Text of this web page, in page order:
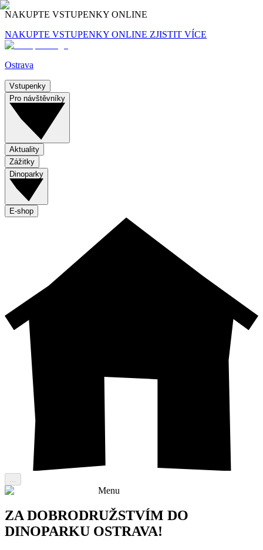
NAKUPTE VSTUPENKY ONLINE
NAKUPTE VSTUPENKY ONLINE ZJISTIT VÍCE
Ostrava
Vstupenky
Pro návštěvníky
Aktuality
Zážitky
Dinoparky
E-shop
Menu
ZA DOBRODRUŽSTVÍM DO
DINOPARKU OSTRAVA!